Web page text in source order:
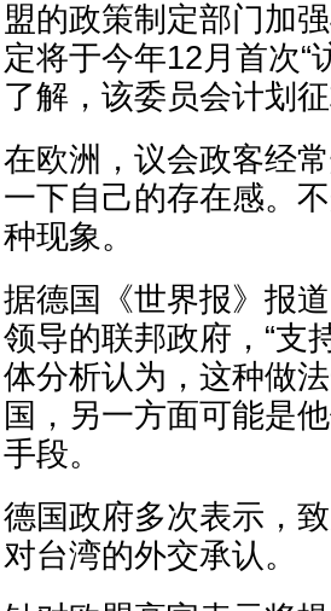
盟的政策制定部门加
定将于今年12月首次“
了解，该委员会计划
在欧洲，议会政客经
一下自己的存在感。
种现象。
据德国《世界报》报
领导的联邦政府，“支
体分析认为，这种做
国，另一方面可能是
手段。
德国政府多次表示，
对台湾的外交承认。